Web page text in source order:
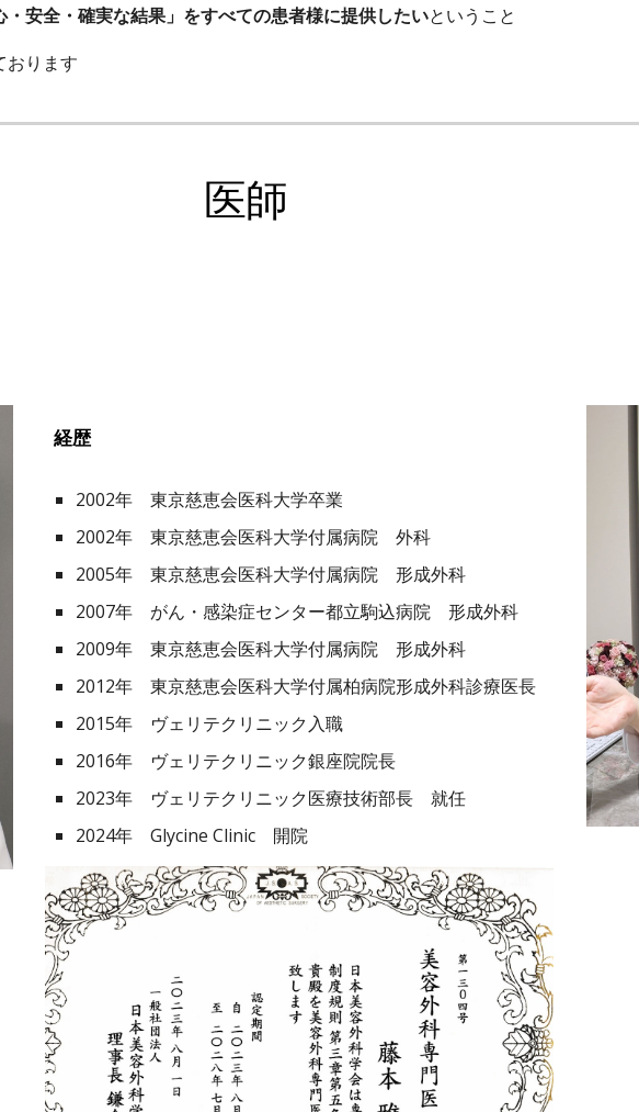
安全・確実な結果」をすべての患者様に提供したいということ
おります
医師
経歴
2002年 東京慈恵会医科大学卒業
2002年 東京慈恵会医科大学付属病院 外科
2005年 東京慈恵会医科大学付属病院 形成外科
2007年 がん・感染症センター都立駒込病院 形成外科
2009年 東京慈恵会医科大学付属病院 形成外科
2012年 東京慈恵会医科大学付属柏病院形成外科診療医長
2015年 ヴェリテクリニック入職
2016年 ヴェリテクリニック銀座院院長
2023年 ヴェリテクリニック医療技術部長 就任
2024年 Glycine Clinic 開院